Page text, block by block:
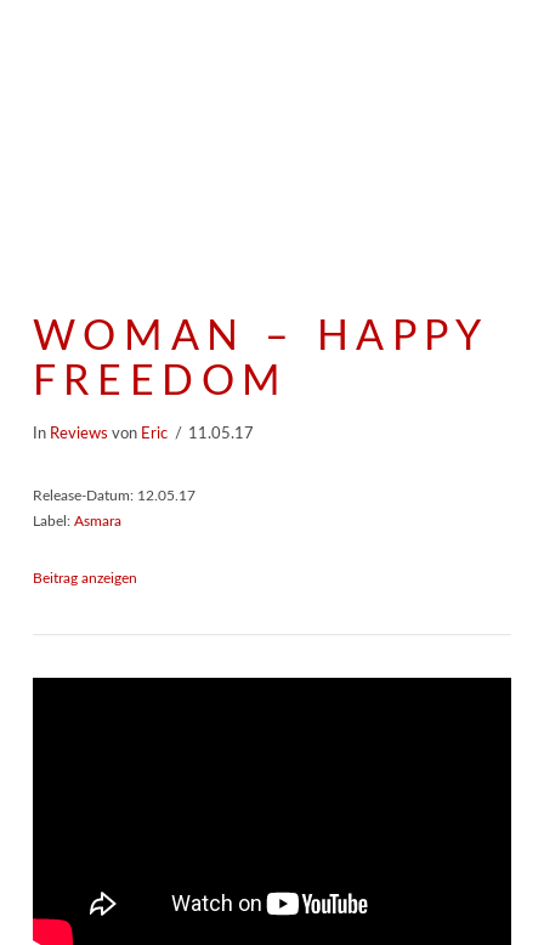
WOMAN – HAPPY
FREEDOM
In Reviews von Eric 11.05.17
Release-Datum: 12.05.17
Label: Asmara
Beitrag anzeigen